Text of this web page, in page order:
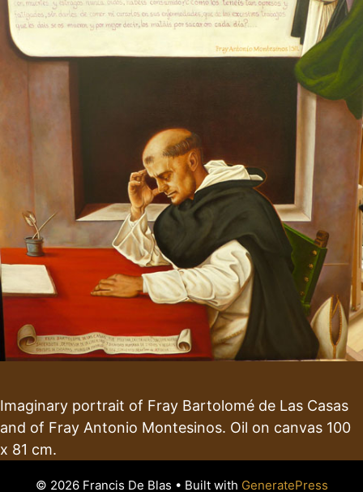
Imaginary portrait of Fray Bartolomé de Las Casas
and of Fray Antonio Montesinos. Oil on canvas 100
x 81 cm.
© 2026 Francis De Blas • Built with GeneratePress